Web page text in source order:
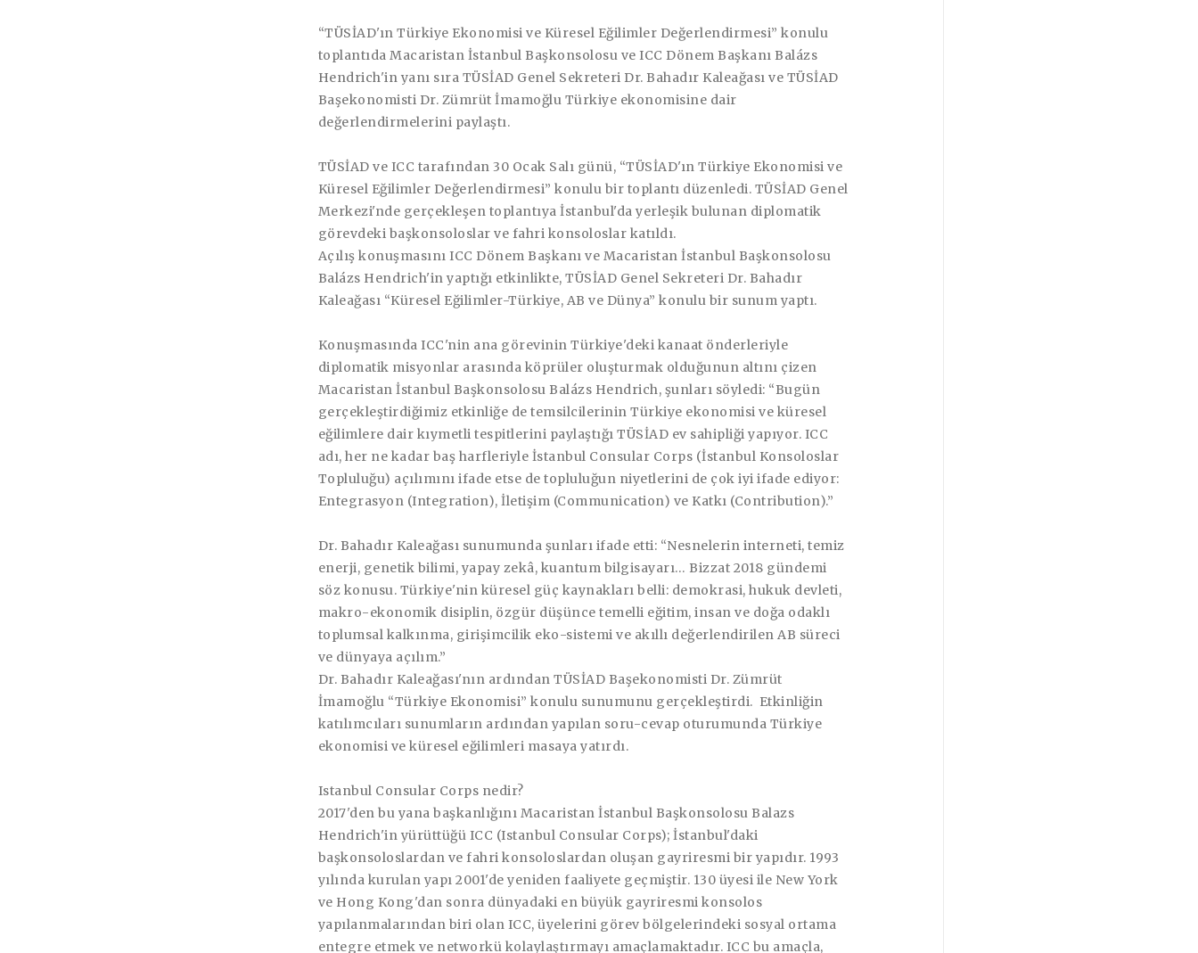
“TÜSİAD'ın Türkiye Ekonomisi ve Küresel Eğilimler Değerlendirmesi” konulu
toplantıda Macaristan İstanbul Başkonsolosu ve ICC Dönem Başkanı Balázs
Hendrich'in yanı sıra TÜSİAD Genel Sekreteri Dr. Bahadır Kaleağası ve TÜSİAD
Başekonomisti Dr. Zümrüt İmamoğlu Türkiye ekonomisine dair
değerlendirmelerini paylaştı.
TÜSİAD ve ICC tarafından 30 Ocak Salı günü, “TÜSİAD'ın Türkiye Ekonomisi ve
Küresel Eğilimler Değerlendirmesi” konulu bir toplantı düzenledi. TÜSİAD Genel
Merkezi'nde gerçekleşen toplantıya İstanbul'da yerleşik bulunan diplomatik
görevdeki başkonsoloslar ve fahri konsoloslar katıldı.
Açılış konuşmasını ICC Dönem Başkanı ve Macaristan İstanbul Başkonsolosu
Balázs Hendrich'in yaptığı etkinlikte, TÜSİAD Genel Sekreteri Dr. Bahadır
Kaleağası “Küresel Eğilimler-Türkiye, AB ve Dünya” konulu bir sunum yaptı.
Konuşmasında ICC'nin ana görevinin Türkiye'deki kanaat önderleriyle
diplomatik misyonlar arasında köprüler oluşturmak olduğunun altını çizen
Macaristan İstanbul Başkonsolosu Balázs Hendrich, şunları söyledi: “Bugün
gerçekleştirdiğimiz etkinliğe de temsilcilerinin Türkiye ekonomisi ve küresel
eğilimlere dair kıymetli tespitlerini paylaştığı TÜSİAD ev sahipliği yapıyor. ICC
adı, her ne kadar baş harfleriyle İstanbul Consular Corps (İstanbul Konsoloslar
Topluluğu) açılımını ifade etse de topluluğun niyetlerini de çok iyi ifade ediyor:
Entegrasyon (Integration), İletişim (Communication) ve Katkı (Contribution).”
Dr. Bahadır Kaleağası sunumunda şunları ifade etti: “Nesnelerin interneti, temiz
enerji, genetik bilimi, yapay zekâ, kuantum bilgisayarı… Bizzat 2018 gündemi
söz konusu. Türkiye'nin küresel güç kaynakları belli: demokrasi, hukuk devleti,
makro-ekonomik disiplin, özgür düşünce temelli eğitim, insan ve doğa odaklı
toplumsal kalkınma, girişimcilik eko-sistemi ve akıllı değerlendirilen AB süreci
ve dünyaya açılım.”
Dr. Bahadır Kaleağası'nın ardından TÜSİAD Başekonomisti Dr. Zümrüt
İmamoğlu “Türkiye Ekonomisi” konulu sunumunu gerçekleştirdi. Etkinliğin
katılımcıları sunumların ardından yapılan soru-cevap oturumunda Türkiye
ekonomisi ve küresel eğilimleri masaya yatırdı.
Istanbul Consular Corps nedir?
2017'den bu yana başkanlığını Macaristan İstanbul Başkonsolosu Balazs
Hendrich'in yürüttüğü ICC (Istanbul Consular Corps); İstanbul'daki
başkonsoloslardan ve fahri konsoloslardan oluşan gayriresmi bir yapıdır. 1993
yılında kurulan yapı 2001'de yeniden faaliyete geçmiştir. 130 üyesi ile New York
ve Hong Kong'dan sonra dünyadaki en büyük gayriresmi konsolos
yapılanmalarından biri olan ICC, üyelerini görev bölgelerindeki sosyal ortama
entegre etmek ve networkü kolaylaştırmayı amaçlamaktadır. ICC bu amaçla,